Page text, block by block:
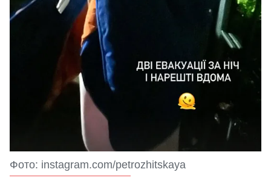
Фото: instagram.com/petrozhitskaya